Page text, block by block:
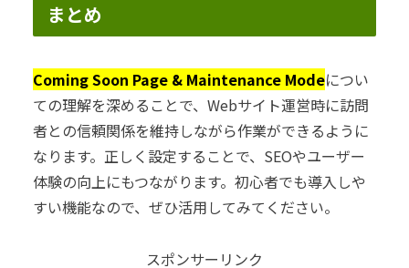
まとめ
Coming Soon Page & Maintenance Modeについ
ての理解を深めることで、Webサイト運営時に訪問
者との信頼関係を維持しながら作業ができるように
なります。正しく設定することで、SEOやユーザー
体験の向上にもつながります。初心者でも導入しや
すい機能なので、ぜひ活用してみてください。
スポンサーリンク